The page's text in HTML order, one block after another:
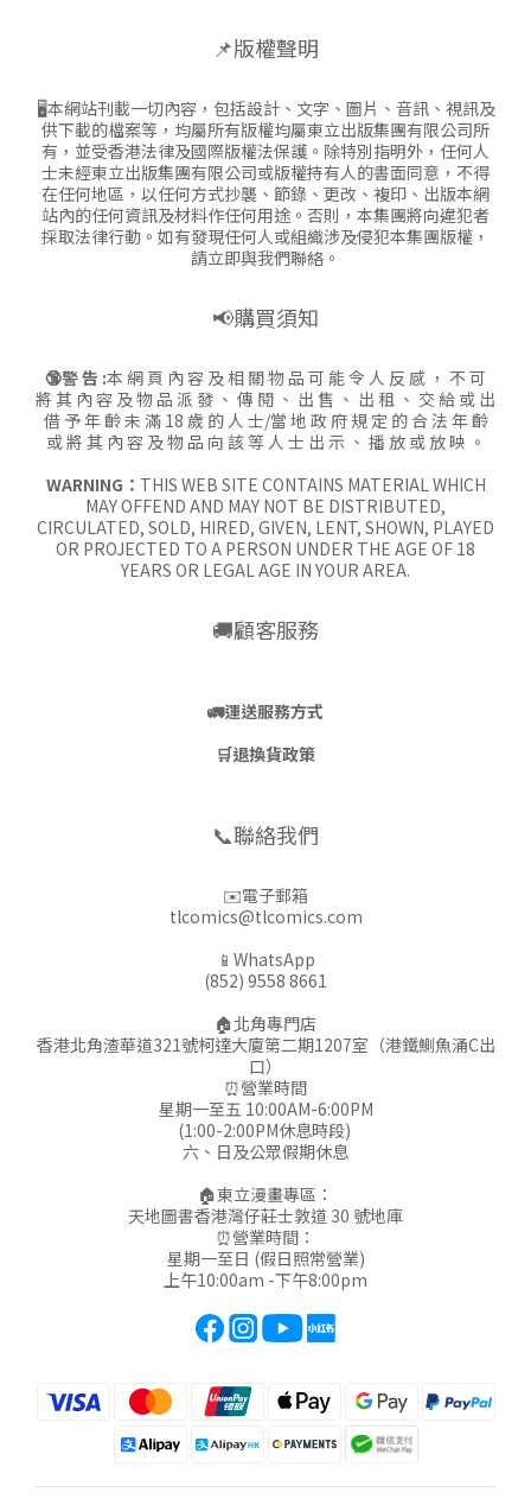
📌版權聲明
🖥本網站刊載一切內容，包括設計、文字、圖片、音訊、視訊及
供下載的檔案等，均屬所有版權均屬東立出版集團有限公司所
有，並受香港法律及國際版權法保護。除特別指明外，任何人
士未經東立出版集團有限公司或版權持有人的書面同意，不得
在任何地區，以任何方式抄襲、節錄、更改、複印、出版本網
站內的任何資訊及材料作任何用途。否則，本集團將向違犯者
採取法律行動。如有發現任何人或組織涉及侵犯本集團版權，
請立即與我們聯絡。
📢購買須知
🔞警 告 :本 網 頁 內 容 及 相 關 物 品 可 能 令 人 反 感 ， 不 可
將 其 內 容 及 物 品 派 發 、 傳 閱 、 出 售 、 出 租 、 交 給 或 出
借 予 年 齡 未 滿 18 歲 的 人 士/當 地 政 府 規 定 的 合 法 年 齡
或 將 其 內 容 及 物 品 向 該 等 人 士 出 示 、 播 放 或 放 映 。
WARNING： THIS WEB SITE CONTAINS MATERIAL WHICH
MAY OFFEND AND MAY NOT BE DISTRIBUTED,
CIRCULATED, SOLD, HIRED, GIVEN, LENT, SHOWN, PLAYED
OR PROJECTED TO A PERSON UNDER THE AGE OF 18
YEARS OR LEGAL AGE IN YOUR AREA.
🚚顧客服務
🚛運送服務方式
🛒退換貨政策
📞聯絡我們
✉️電子郵箱
tlcomics@tlcomics.com
📱WhatsApp
(852) 9558 8661
🏠北角專門店
香港北角渣華道321號柯達大廈第二期1207室（港鐵鰂魚涌C出
口）
⏰營業時間
星期一至五 10:00AM-6:00PM
(1:00-2:00PM休息時段)
六、日及公眾假期休息
🏠東立漫畫專區：
天地圖書香港灣仔莊士敦道 30 號地庫
⏰營業時間：
星期一至日 (假日照常營業)
上午10:00am -下午8:00pm